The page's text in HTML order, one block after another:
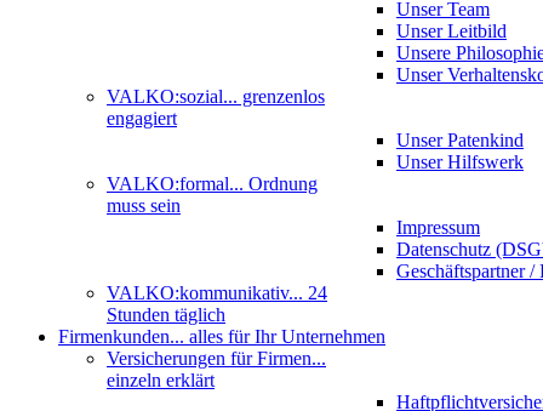
Unser Team
Unser Leitbild
Unsere
Unser
VALKO:sozial... grenzenlos
engagiert
Unser Patenkind
Unser Hilfswerk
VALKO:formal... Ordnung
muss sein
Impressum
Datenschutz
Geschäftspartner /
VALKO:kommunikativ... 24
Stunden täglich
Firmenkunden... alles für Ihr Unternehmen
Versicherungen für Firmen...
einzeln erklärt